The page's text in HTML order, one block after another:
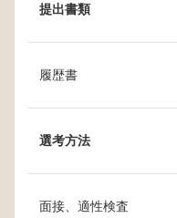
提出書類
履歴書
選考方法
面接、適性検査